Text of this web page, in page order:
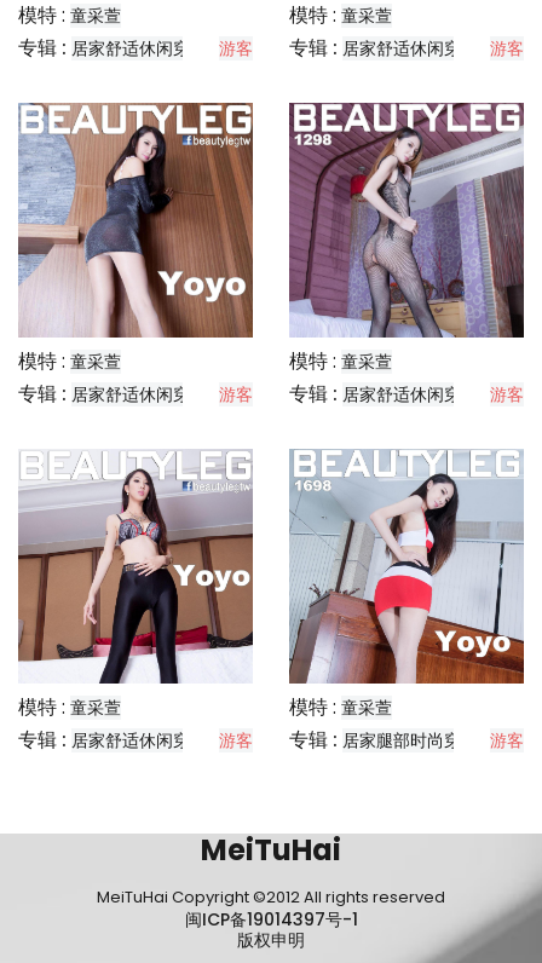
模特 : 童采萱
专辑 : 居家舒适休闲穿搭分享
游客
模特 : 童采萱
专辑 : 居家舒适休闲穿搭分享
游客
模特 : 童采萱
专辑 : 居家舒适休闲穿搭分享
游客
模特 : 童采萱
专辑 : 居家舒适休闲穿搭分享
游客
模特 : 童采萱
专辑 : 居家舒适休闲穿搭分享
游客
模特 : 童采萱
专辑 : 居家腿部时尚穿搭分享
游客
MeiTuHai
MeiTuHai Copyright ©2012 All rights reserved
闽ICP备19014397号-1
版权申明